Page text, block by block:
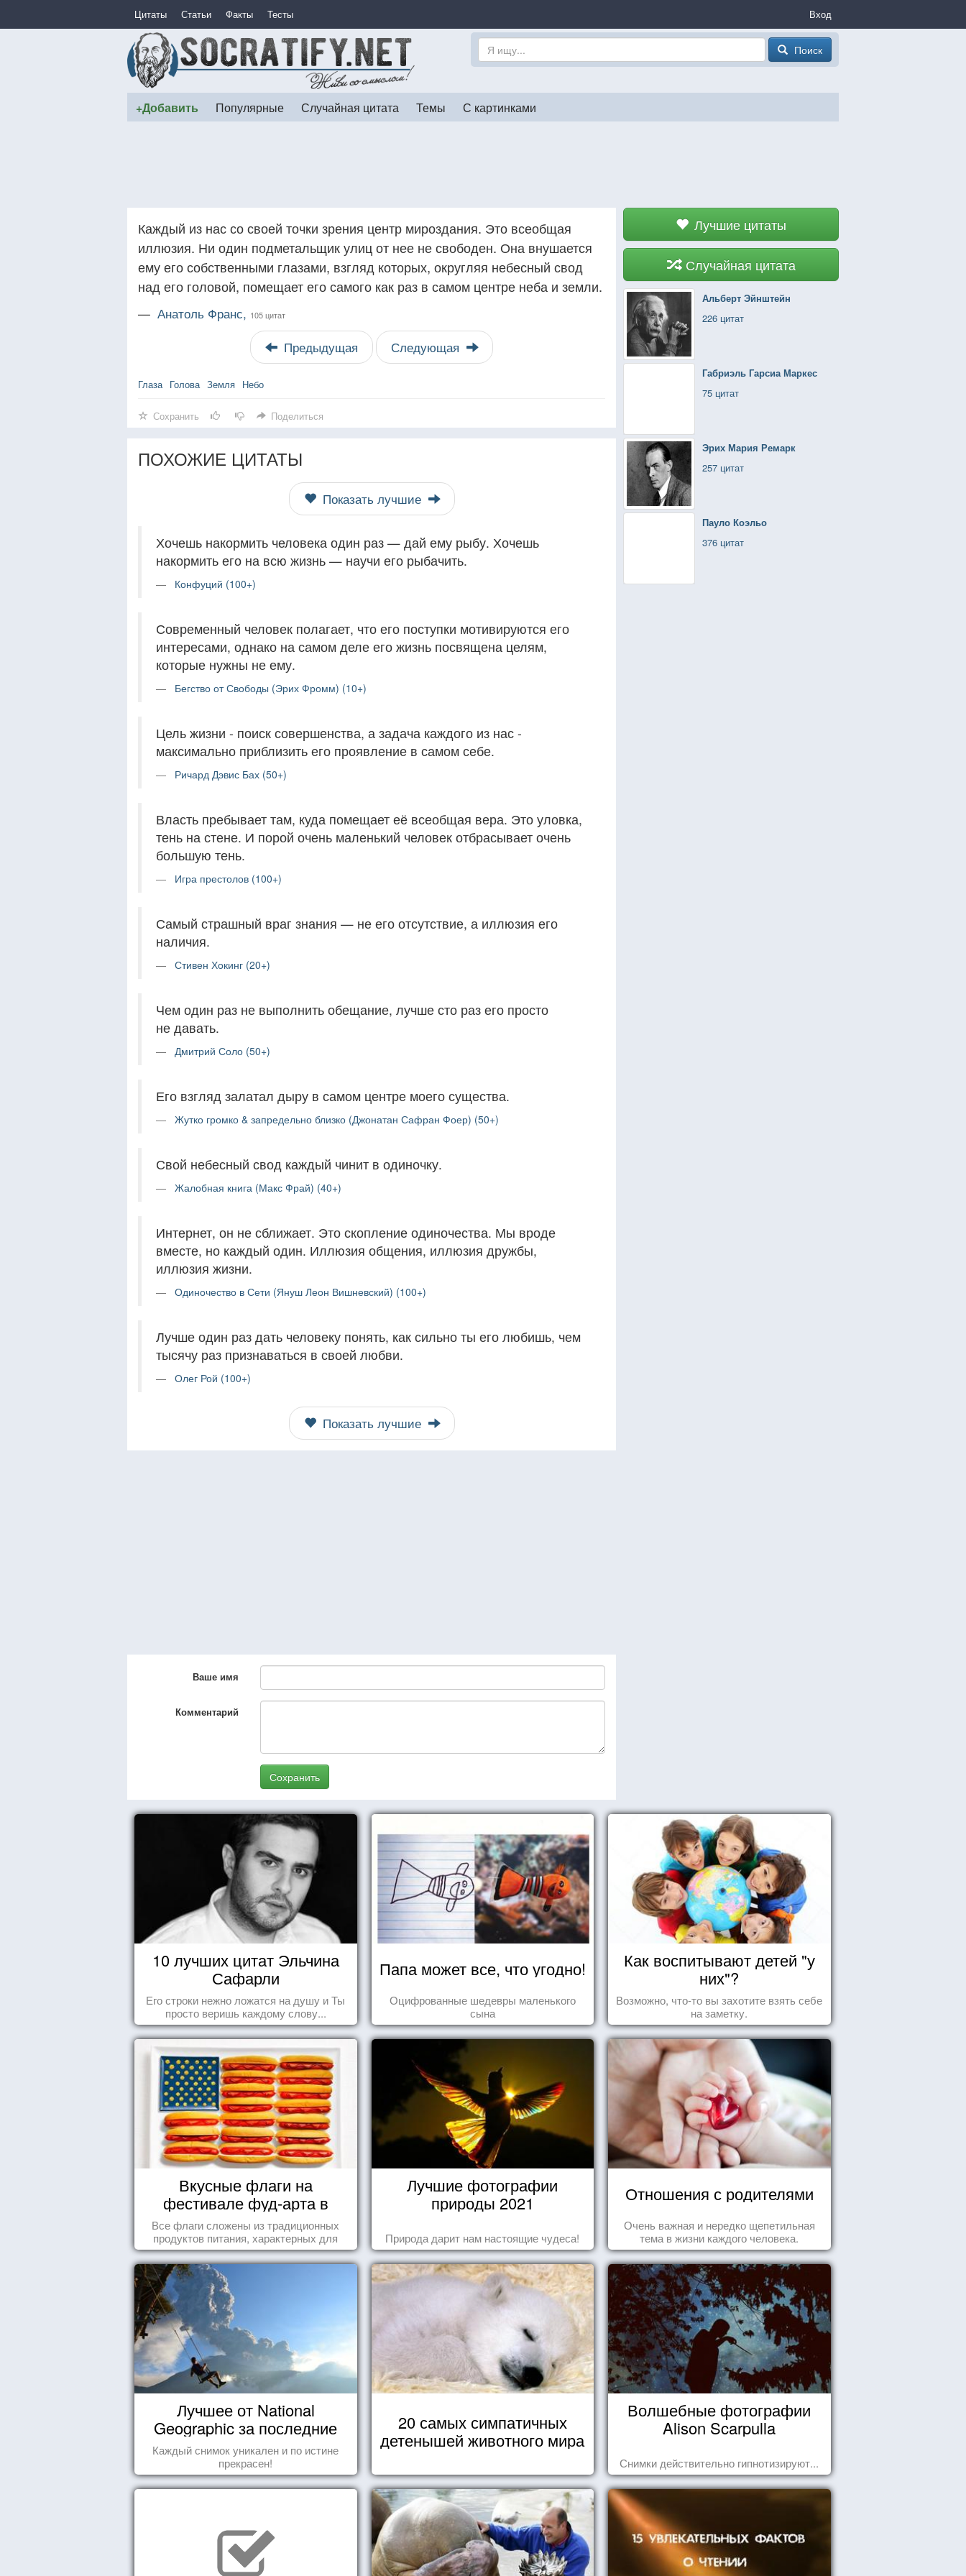
Цитаты Статьи Факты Тесты Вход
Поиск
+Добавить Популярные Случайная цитата Темы С картинками
Лучшие цитаты
Случайная цитата
Альберт Эйнштейн
226 цитат
Габриэль Гарсиа Маркес
75 цитат
Эрих Мария Ремарк
257 цитат
Пауло Коэльо
376 цитат
Каждый из нас со своей точки зрения центр мироздания. Это всеобщая
иллюзия. Ни один подметальщик улиц от нее не свободен. Она внушается
ему его собственными глазами, взгляд которых, округляя небесный свод
над его головой, помещает его самого как раз в самом центре неба и земли.
— Анатоль Франс, 105 цитат
Предыдущая Следующая
Глаза Голова Земля Небо
Сохранить Поделиться
ПОХОЖИЕ ЦИТАТЫ
Показать лучшие
Хочешь накормить человека один раз — дай ему рыбу. Хочешь
накормить его на всю жизнь — научи его рыбачить.
Конфуций (100+)
Современный человек полагает, что его поступки мотивируются его
интересами, однако на самом деле его жизнь посвящена целям,
которые нужны не ему.
Бегство от Свободы (Эрих Фромм) (10+)
Цель жизни - поиск совершенства, а задача каждого из нас -
максимально приблизить его проявление в самом себе.
Ричард Дэвис Бах (50+)
Власть пребывает там, куда помещает её всеобщая вера. Это уловка,
тень на стене. И порой очень маленький человек отбрасывает очень
большую тень.
Игра престолов (100+)
Самый страшный враг знания — не его отсутствие, а иллюзия его
наличия.
Стивен Хокинг (20+)
Чем один раз не выполнить обещание, лучше сто раз его просто
не давать.
Дмитрий Соло (50+)
Его взгляд залатал дыру в самом центре моего существа.
Жутко громко & запредельно близко (Джонатан Сафран Фоер) (50+)
Свой небесный свод каждый чинит в одиночку.
Жалобная книга (Макс Фрай) (40+)
Интернет, он не сближает. Это скопление одиночества. Мы вроде
вместе, но каждый один. Иллюзия общения, иллюзия дружбы,
иллюзия жизни.
Одиночество в Сети (Януш Леон Вишневский) (100+)
Лучше один раз дать человеку понять, как сильно ты его любишь, чем
тысячу раз признаваться в своей любви.
Олег Рой (100+)
Показать лучшие
Ваше имя
Комментарий
Сохранить
10 лучших цитат Эльчина
Сафарли
Его строки нежно ложатся на душу и Ты
просто веришь каждому слову...
Папа может все, что угодно!
Оцифрованные шедевры маленького
сына
Как воспитывают детей "у
них"?
Возможно, что-то вы захотите взять себе
на заметку.
Вкусные флаги на
фестивале фуд-арта в
Сиднее
Все флаги сложены из традиционных
продуктов питания, характерных для
этих стран.
Лучшие фотографии
природы 2021
Природа дарит нам настоящие чудеса!
Отношения с родителями
Очень важная и нередко щепетильная
тема в жизни каждого человека.
Лучшее от National
Geographic за последние
пару лет
Каждый снимок уникален и по истине
прекрасен!
20 самых симпатичных
детенышей животного мира
Волшебные фотографии
Alison Scarpulla
Снимки действительно гипнотизируют...